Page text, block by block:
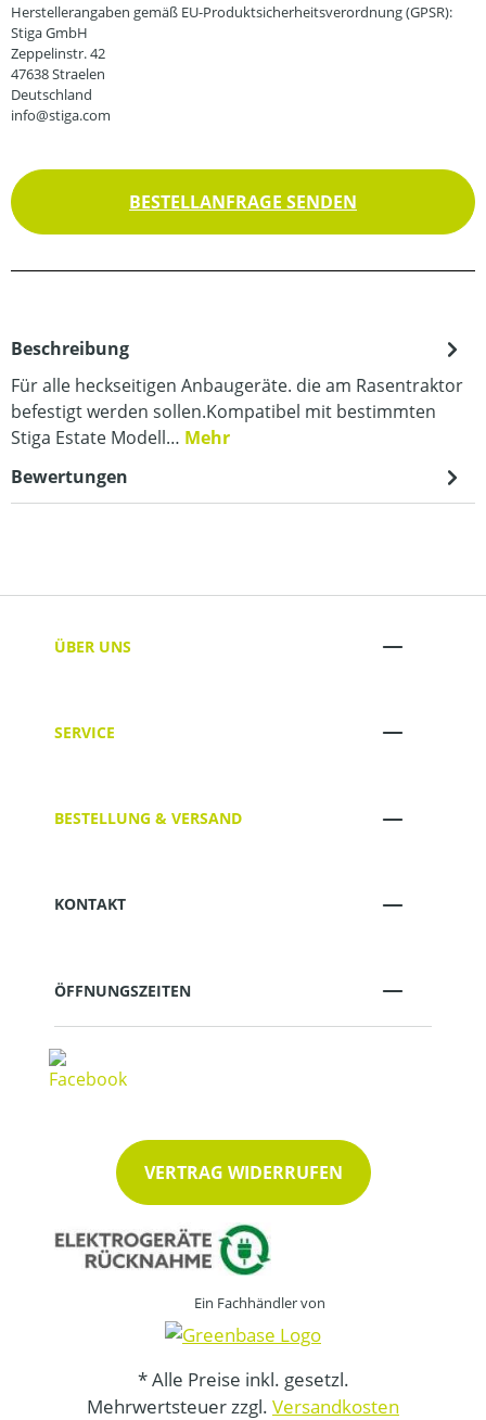
Herstellerangaben gemäß EU-Produktsicherheitsverordnung (GPSR):
Stiga GmbH
Zeppelinstr. 42
47638 Straelen
Deutschland
info@stiga.com
BESTELLANFRAGE SENDEN
Beschreibung
Für alle heckseitigen Anbaugeräte. die am Rasentraktor
befestigt werden sollen.Kompatibel mit bestimmten
Stiga Estate Modell… Mehr
Bewertungen
ÜBER UNS
SERVICE
BESTELLUNG & VERSAND
KONTAKT
ÖFFNUNGSZEITEN
VERTRAG WIDERRUFEN
Ein Fachhändler von
* Alle Preise inkl. gesetzl.
Mehrwertsteuer zzgl. Versandkosten